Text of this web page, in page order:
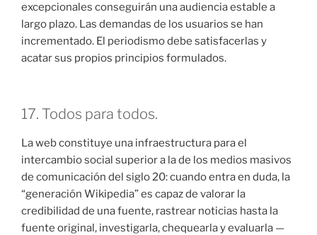
excepcionales conseguirán una audiencia estable a
largo plazo. Las demandas de los usuarios se han
incrementado. El periodismo debe satisfacerlas y
acatar sus propios principios formulados.
17. Todos para todos.
La web constituye una infraestructura para el
intercambio social superior a la de los medios masivos
de comunicación del siglo 20: cuando entra en duda, la
“generación Wikipedia” es capaz de valorar la
credibilidad de una fuente, rastrear noticias hasta la
fuente original, investigarla, chequearla y evaluarla —